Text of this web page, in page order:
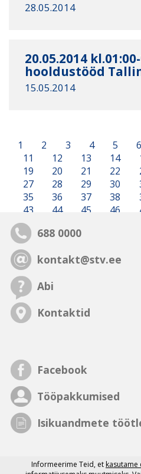
28.05.2014
20.05.2014
hooldustööd
15.05.2014
1 2 3 4 5 6
11
12 13 14
19
20 21 22
27
28 29 30
35
36 37 38
43
44 45 46
688 0000
kontakt@stv.ee
Abi
Kontaktid
Facebook
Tööpakkumised
Isikuandmete
Informeerime Teid, et kasutame